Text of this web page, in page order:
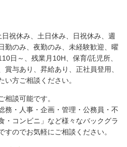
日祝休み、土日休み、日祝休み、週
勤のみ、夜勤のみ、未経験歓迎、曜
日～、残業月10H、保育/託児所、
与あり、昇給あり、正社員登用、
い方ご相談ください。
相談可能です。
務・人事・企画・管理・公務員・不
・コンビニ」など様々なバックグラ
のでお気軽にご相談ください。